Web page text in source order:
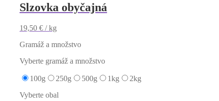
Slzovka obyčajná
19,50 € / kg
Gramáž a množstvo
Vyberte gramáž a množstvo
100g 250g 500g 1kg
2kg
Vyberte obal